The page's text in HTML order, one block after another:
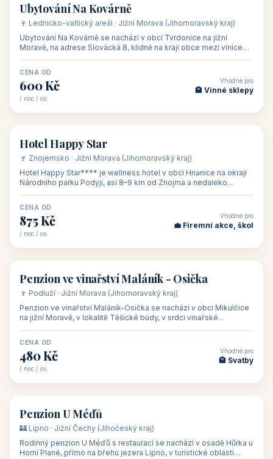
🏡 penzion
Ubytování Na Kovárně
🍷 Lednicko-valtický areál · Jižní Morava (Jihomoravský kraj)
Ubytování Na Kovárně se nachází v obci Tvrdonice na jižní
Moravě, na adrese Slovácká 8, klidně na kraji obce mezi vinicemi,
CENA OD
600 Kč
/ noc / os.
Vhodné pro
🏨 Vinné sklepy
🏨 hotel
Hotel Happy Star
🍷 Znojemsko · Jižní Morava (Jihomoravský kraj)
Hotel Happy Star**** je wellness hotel v obci Hnanice na okraji
Národního parku Podyjí, asi 8–9 km od Znojma a nedaleko
CENA OD
875 Kč
/ noc / os.
Vhodné pro
💼 Firemní akce, škol
🏡 penzion
Penzion ve vinařství Maláník - Osička
🍷 Podluží · Jižní Morava (Jihomoravský kraj)
Penzion ve vinařství Maláník-Osička se nachází v obci Mikulčice
na jižní Moravě, v lokalitě Těšické búdy, v srdci vinařské
CENA OD
480 Kč
/ noc / os.
Vhodné pro
🏨 Svatby
🏡 penzion
Penzion U Méďů
🏰 Lipno · Jižní Čechy (Jihočeský kraj)
Rodinný penzion U Méďů s restaurací se nachází v osadě Hůrka u
Horní Plané, přímo na břehu jezera Lipno, v turistické oblasti